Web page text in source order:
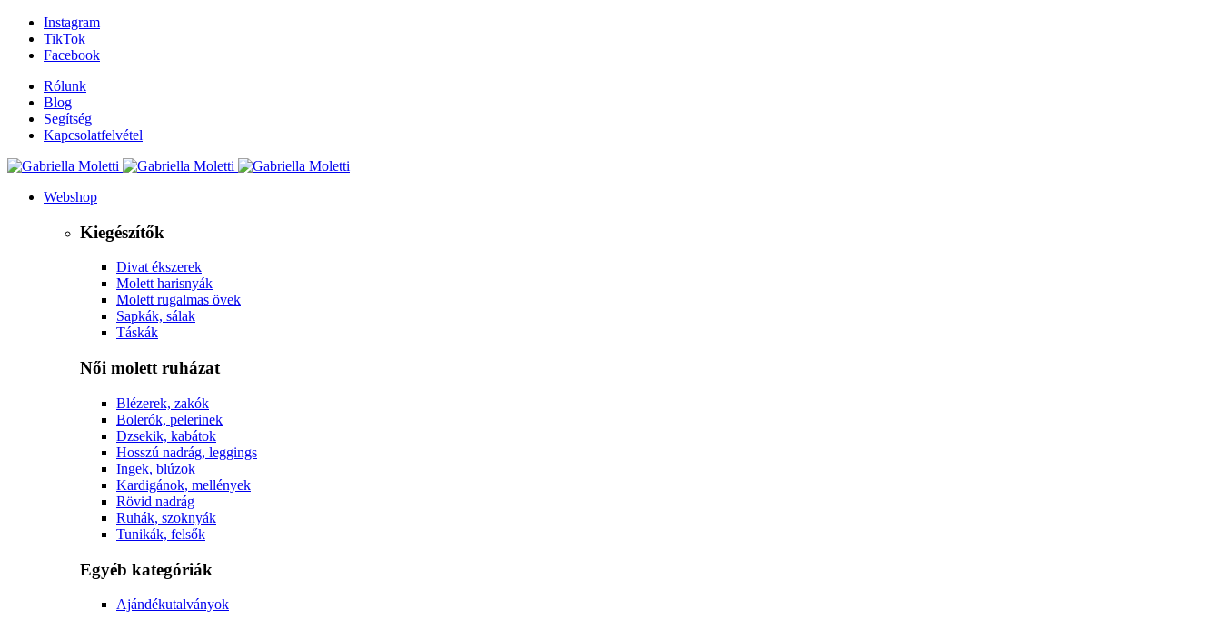
Instagram
TikTok
Facebook
Rólunk
Blog
Segítség
Kapcsolatfelvétel
Webshop
Kiegészítők
Divat ékszerek
Molett harisnyák
Molett rugalmas övek
Sapkák, sálak
Táskák
Női molett ruházat
Blézerek, zakók
Bolerók, pelerinek
Dzsekik, kabátok
Hosszú nadrág, leggings
Ingek, blúzok
Kardigánok, mellények
Rövid nadrág
Ruhák, szoknyák
Tunikák, felsők
Egyéb kategóriák
Ajándékutalványok